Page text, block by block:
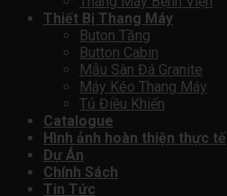
Thiết Bị Thang Máy
Buton Tầng
Button Cabin
Mẫu Sàn Đá Granite
Máy Kéo Thang Máy
Tủ Điều Khiển
Catalogue
Hình ảnh hoàn thiện thực tế
Dự Án
Chính Sách
Tin Tức